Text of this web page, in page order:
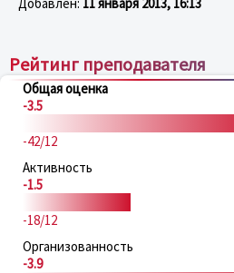
Рейтинг преподавателя
Общая оценка
-3.5
-42/12
Активность
-1.5
-18/12
Организованность
-3.9